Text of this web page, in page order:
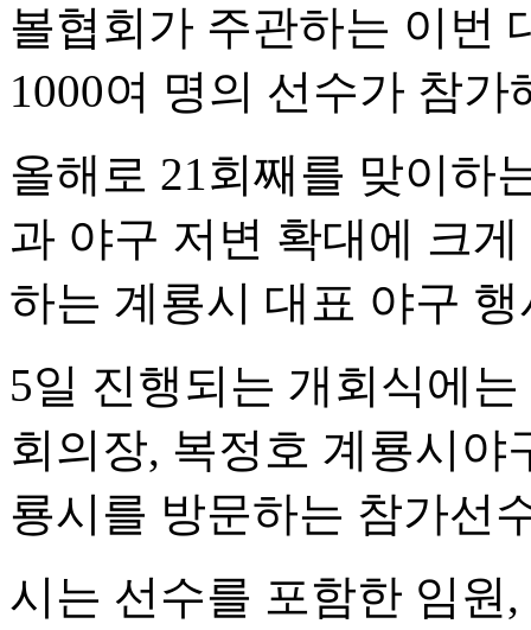
볼협회가 주관하는 이번
1000여 명의 선수가 참
올해로 21회째를 맞이하
과 야구 저변 확대에 크
하는 계룡시 대표 야구
5일 진행되는 개회식에
회의장, 복정호 계룡시
룡시를 방문하는 참가선
시는 선수를 포함한 임원